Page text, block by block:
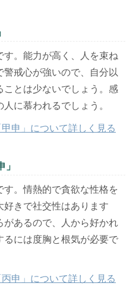
す。能力が高く、人を束ね
戒心が強いので、自分以
とは少ないでしょう。感
に慕われるでしょう。
甲申」について詳しく見る
す。情熱的で貪欲な性格を
きで社交性はあります
あるので、人から好かれ
には度胸と根気が必要で
丙申」について詳しく見る